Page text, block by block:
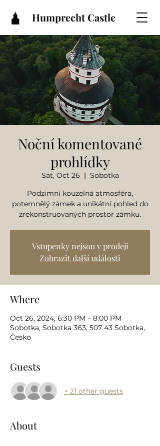
Humprecht Castle
Noční komentované
prohlídky
Sat, Oct 26
  |
Sobotka
Podzimní kouzelná atmosféra,
potemnělý zámek a unikátní pohled do
zrekonstruovaných prostor zámku.
Vstupenky nejsou v prodeji
Zobrazit další události
Where
Oct 26, 2024, 6:30 PM – 8:00 PM
Sobotka, Sobotka 363, 507 43 Sobotka,
Česko
Guests
+ 21 other guests
About